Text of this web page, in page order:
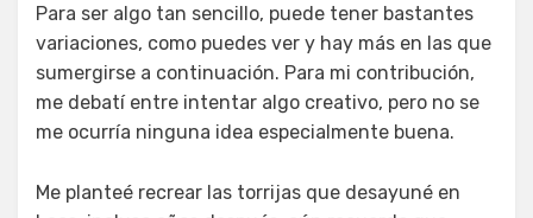
Para ser algo tan sencillo, puede tener bastantes
variaciones, como puedes ver y hay más en las que
sumergirse a continuación. Para mi contribución,
me debatí entre intentar algo creativo, pero no se
me ocurría ninguna idea especialmente buena.
Me planteé recrear las torrijas que desayuné en